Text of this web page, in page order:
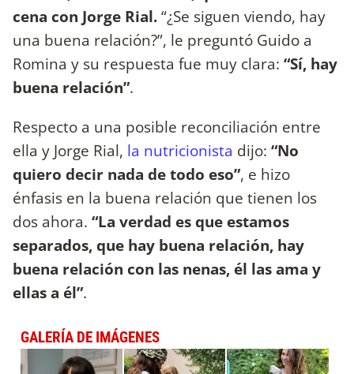
cena con Jorge Rial.“¿Se siguen viendo, hay
una buena relación?”, le preguntó Guido a
Romina y su respuesta fue muy clara: “Sí, hay
buena relación”.
Respecto a una posible reconciliación entre
ella y Jorge Rial, la nutricionista dijo: “No
quiero decir nada de todo eso”, e hizo
énfasis en la buena relación que tienen los
dos ahora. “La verdad es que estamos
separados, que hay buena relación, hay
buena relación con las nenas, él las ama y
ellas a él”.
GALERÍA DE IMÁGENES